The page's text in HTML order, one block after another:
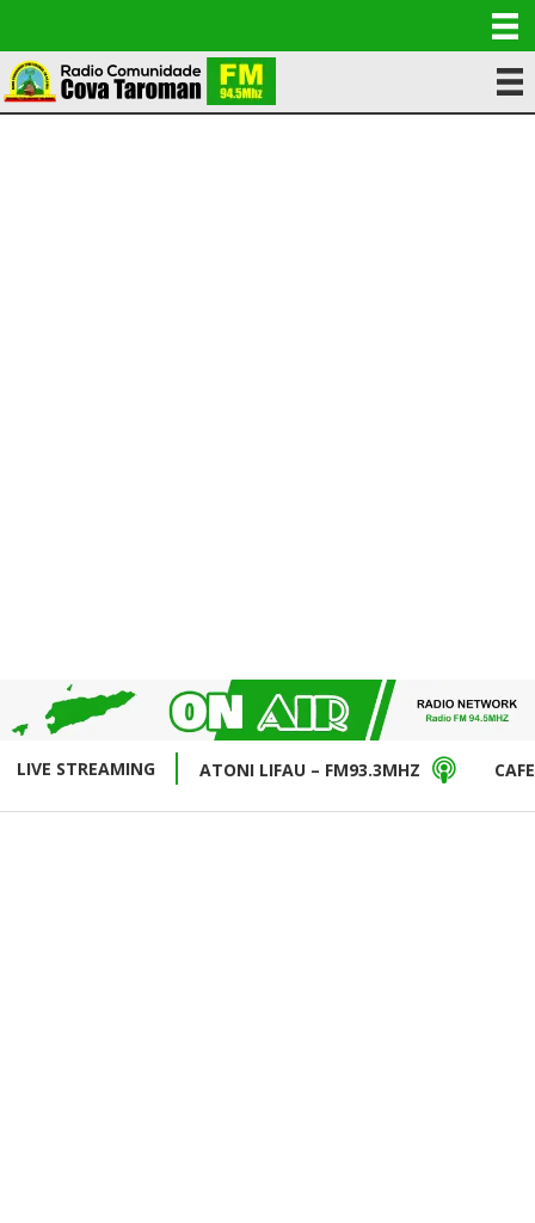
LIVE STREAMING ATONI LIFAU – FM93.3MHZ